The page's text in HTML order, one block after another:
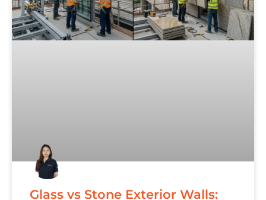
Glass vs Stone Exterior Walls: